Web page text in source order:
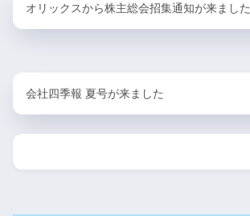
オリックスから株主総会招集通知が来ました
会社四季報 夏号が来ました